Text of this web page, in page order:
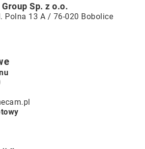
Group Sp. z o.o.
Polna 13 A / 76-020 Bobolice